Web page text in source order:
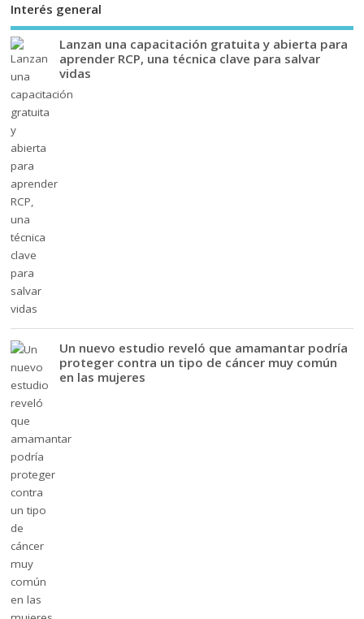
Interés general
Lanzan una capacitación gratuita y abierta para
aprender RCP, una técnica clave para salvar
vidas
Un nuevo estudio reveló que amamantar podría
proteger contra un tipo de cáncer muy común
en las mujeres